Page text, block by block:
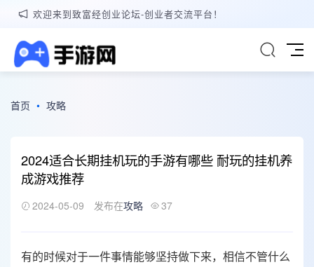
欢迎来到致富经创业论坛-创业者交流平台！
首页 • 攻略
2024适合长期挂机玩的手游有哪些 耐玩的挂机养
成游戏推荐
2024-05-09 发布在攻略 37
有的时候对于一件事情能够坚持做下来，相信不管什么